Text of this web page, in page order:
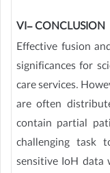
VI- CONCLUSION
Effective fusion
significances for
care services.
are often
contain partial
challenging task
sensitive IoH data